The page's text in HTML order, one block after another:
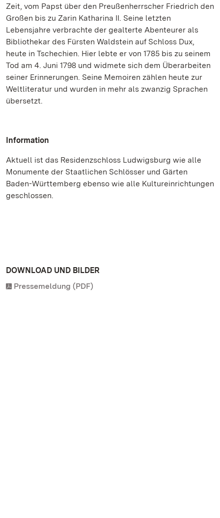
Zeit, vom Papst über den Preußenherrscher Friedrich den
Großen bis zu Zarin Katharina II. Seine letzten
Lebensjahre verbrachte der gealterte Abenteurer als
Bibliothekar des Fürsten Waldstein auf Schloss Dux,
heute in Tschechien. Hier lebte er von 1785 bis zu seinem
Tod am 4. Juni 1798 und widmete sich dem Überarbeiten
seiner Erinnerungen. Seine Memoiren zählen heute zur
Weltliteratur und wurden in mehr als zwanzig Sprachen
übersetzt.
Information
Aktuell ist das Residenzschloss Ludwigsburg wie alle
Monumente der Staatlichen Schlösser und Gärten
Baden-Württemberg ebenso wie alle Kultureinrichtungen
geschlossen.
DOWNLOAD UND BILDER
Pressemeldung (PDF)